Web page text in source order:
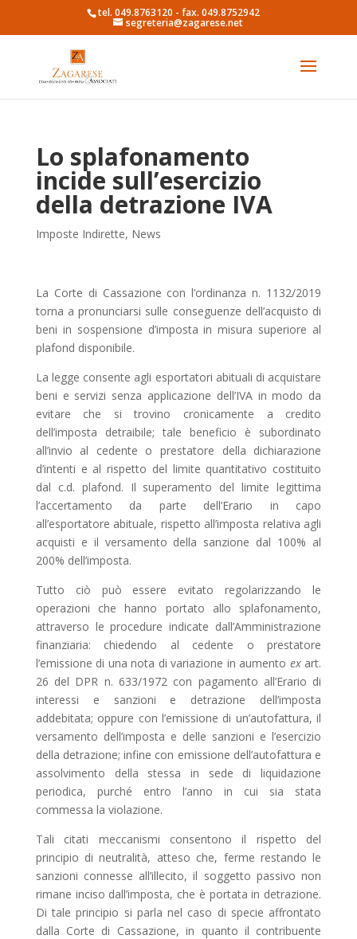
tel. 049.8763120 - fax. 049.8752942
segreteria@zagarese.net
Lo splafonamento
incide sull’esercizio
della detrazione IVA
Imposte Indirette, News
La Corte di Cassazione con l’ordinanza n. 1132/2019
torna a pronunciarsi sulle conseguenze dell’acquisto di
beni in sospensione d’imposta in misura superiore al
plafond disponibile.
La legge consente agli esportatori abituali di acquistare
beni e servizi senza applicazione dell’IVA in modo da
evitare che si trovino cronicamente a credito
dell’imposta detraibile; tale beneficio è subordinato
all’invio al cedente o prestatore della dichiarazione
d’intenti e al rispetto del limite quantitativo costituito
dal c.d. plafond. Il superamento del limite legittima
l’accertamento da parte dell’Erario in capo
all’esportatore abituale, rispetto all’imposta relativa agli
acquisti e il versamento della sanzione dal 100% al
200% dell’imposta.
Tutto ciò può essere evitato regolarizzando le
operazioni che hanno portato allo splafonamento,
attraverso le procedure indicate dall’Amministrazione
finanziaria: chiedendo al cedente o prestatore
l’emissione di una nota di variazione in aumento exart.
26 del DPR n. 633/1972 con pagamento all’Erario di
interessi e sanzioni e detrazione dell’imposta
addebitata; oppure con l’emissione di un’autofattura, il
versamento dell’imposta e delle sanzioni e l’esercizio
della detrazione; infine con emissione dell’autofattura e
assolvimento della stessa in sede di liquidazione
periodica, purché entro l’anno in cui sia stata
commessa la violazione.
Tali citati meccanismi consentono il rispetto del
principio di neutralità, atteso che, ferme restando le
sanzioni connesse all’illecito, il soggetto passivo non
rimane inciso dall’imposta, che è portata in detrazione.
Di tale principio si parla nel caso di specie affrontato
dalla Corte di Cassazione, in quanto il contribuente